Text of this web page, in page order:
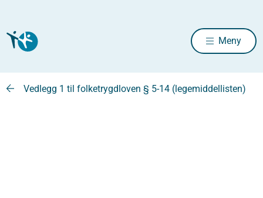
Meny
Vedlegg 1 til folketrygdloven § 5-14 (legemiddellisten)